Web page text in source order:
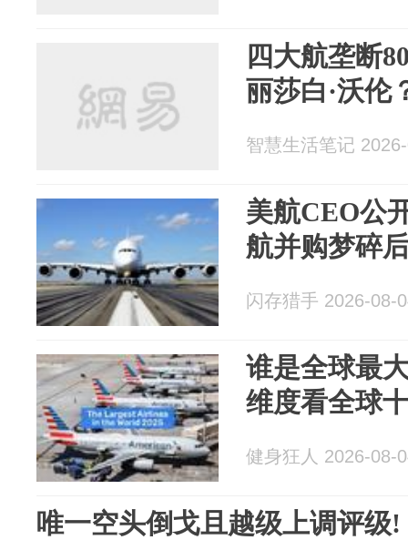
四大航垄断
丽莎白·沃伦
智慧生活笔记
美航CEO公
航并购梦碎
闪存猎手 2026-08-
谁是全球最
维度看全球
健身狂人 2026-08-
唯一空头倒戈且越级上调评级